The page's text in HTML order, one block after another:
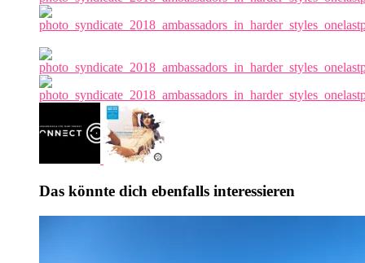
Das könnte dich ebenfalls interessieren